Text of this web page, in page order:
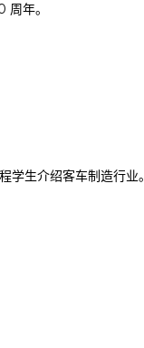
年。
生介绍客车制造行业。